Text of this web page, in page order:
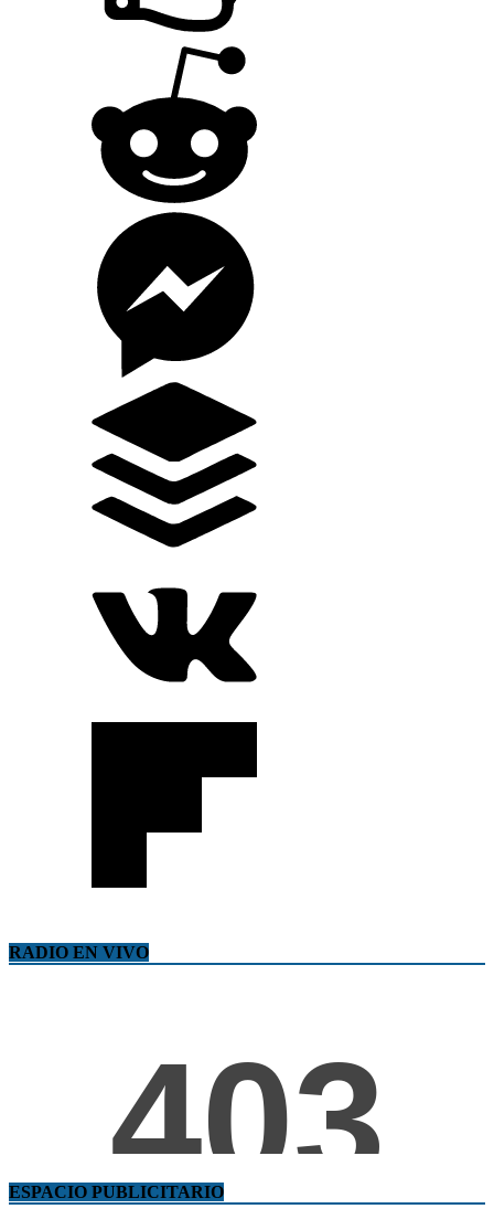
RADIO EN VIVO
ESPACIO PUBLICITARIO